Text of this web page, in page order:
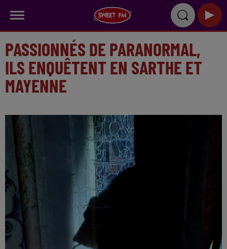
PASSIONNÉS DE PARANORMAL,
ILS ENQUÊTENT EN SARTHE ET
MAYENNE